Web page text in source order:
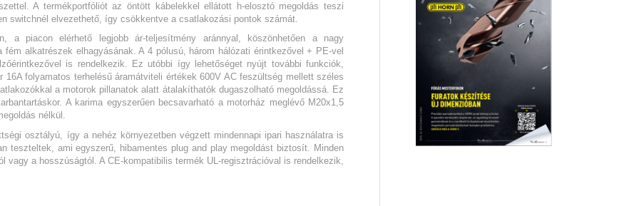
A termékportfóliót az öntött kábelekkel ellátott h-elosztó megoldás teszi
switchnél elvezethető, így csökkentve a csatlakozási pontok számát.
piacon elérhető legjobb ár-teljesítmény aránnyal, köszönhetően a nagy
alkatrészek elhagyásának. A 4 pólusú, három hálózati érintkezővel + PE-vel
is rendelkezik. Ez utóbbi így lehetőséget nyújt további funkciók,
folyamatos terhelésű áramátviteli értékek 600V AC feszültség mellett széles
a motorok pillanatok alatt átalakíthatók dugaszolható megoldássá. Ez
A karima egyszerűen becsavarható a motorház meglévő M20x1,5
nélkül.
osztályú, így a nehéz környezetben végzett mindennapi ipari használatra is
teszteltek, ami egyszerű, hibamentes plug and play megoldást biztosít. Minden
a hosszúságtól. A CE-kompatibilis termék UL-regisztrációval is rendelkezik,